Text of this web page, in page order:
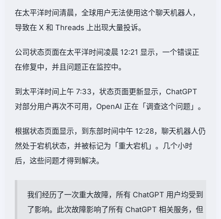
在太平洋时间清晨，全球用户无法使用这个聊天机器人，
导致在 X 和 Threads 上出现大量投诉。
公司状态页面在太平洋时间凌晨 12:21 显示，一个错误正
在修复中，并且问题正在监控中。
到太平洋时间上午 7:33，状态页面更新显示，ChatGPT
对部分用户再次不可用，OpenAI 正在「调查这个问题」。
根据状态页面显示，到东部时间中午 12:28，聊天机器人仍
然处于宕机状态，并被标记为「重大宕机」。几个小时
后，这些问题才得到解决。
我们经历了一次重大故障，所有 ChatGPT 用户均受到
了影响。此次故障影响了所有 ChatGPT 相关服务，但